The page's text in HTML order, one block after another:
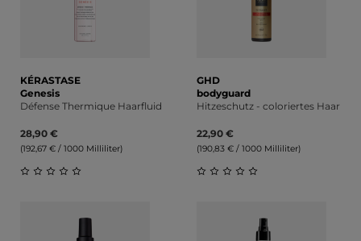
KÉRASTASE
Genesis
Défense Thermique Haarfluid
28,90 €
(192,67 € / 1000 Milliliter)
GHD
bodyguard
Hitzeschutz - coloriertes Haar
22,90 €
(190,83 € / 1000 Milliliter)